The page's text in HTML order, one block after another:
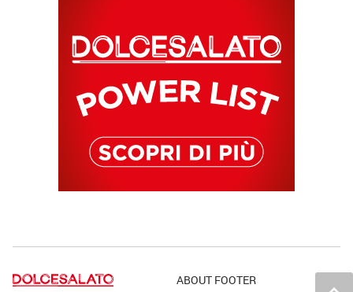
ABOUT FOOTER